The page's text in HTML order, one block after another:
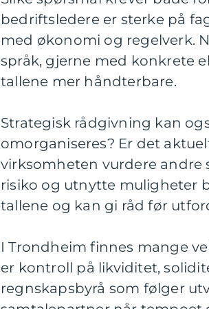
bedriftsledere er sterke på
med økonomi og regelverk.
språk, gjerne med konkrete
tallene mer håndterbare.
Strategisk rådgivning kan
omorganiseres? Er det
virksomheten vurdere andre
risiko og utnytte muligheter
tallene og kan gi råd før
I Trondheim finnes mange
er kontroll på likviditet,
regnskapsbyrå som følger